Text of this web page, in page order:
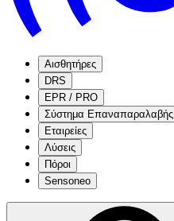
Αισθητήρες
DRS
EPR / PRO
Σύστημα Επαναπαραλαβής
Εταιρείες
Λύσεις
Πόροι
Sensoneo